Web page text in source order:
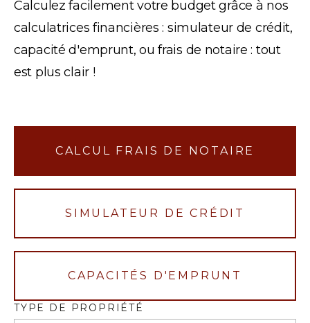
Calculez facilement votre budget grâce à nos
calculatrices financières : simulateur de crédit,
capacité d'emprunt, ou frais de notaire : tout
est plus clair !
CALCUL FRAIS DE NOTAIRE
SIMULATEUR DE CRÉDIT
CAPACITÉS D'EMPRUNT